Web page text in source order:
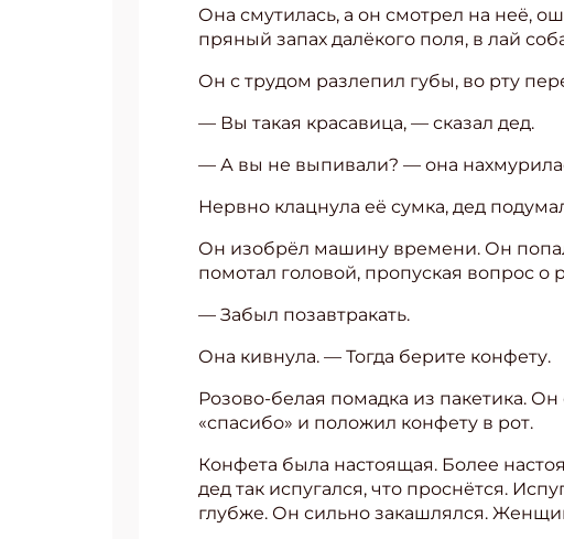
Она смутилась, а он смотрел на неё,
пряный запах далёкого поля, в лай
Он с трудом разлепил губы, во рту
— Вы такая красавица, — сказал дед.
— А вы не выпивали? — она
Нервно клацнула её сумка, дед
Он изобрёл машину времени. Он
помотал головой, пропуская вопрос о
— Забыл позавтракать.
Она кивнула. — Тогда берите конфету.
Розово-белая помадка из пакетика.
«спасибо» и положил конфету в рот.
Конфета была настоящая. Более
дед так испугался, что проснётся.
глубже. Он сильно закашлялся.